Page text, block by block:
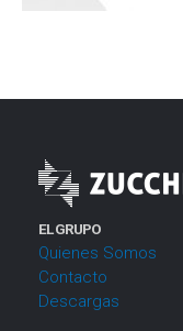
EL GRUPO
Quienes Somos
Contacto
Descargas